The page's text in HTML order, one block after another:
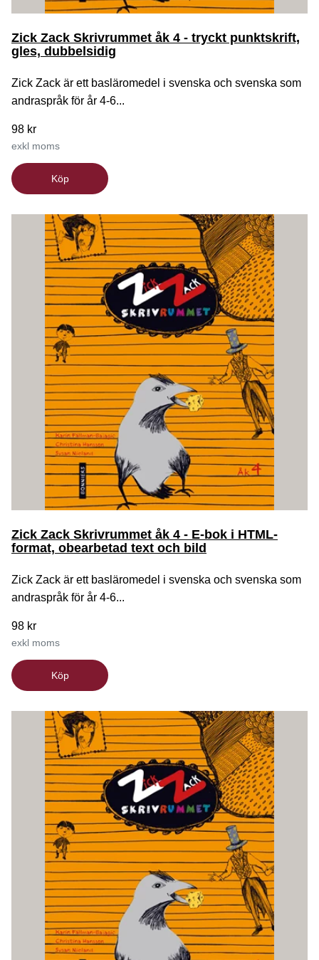
Zick Zack Skrivrummet åk 4 - tryckt punktskrift,
gles, dubbelsidig
Zick Zack är ett basläromedel i svenska och svenska som
andraspråk för år 4-6...
98 kr
exkl moms
Köp
Zick Zack Skrivrummet åk 4 - E-bok i HTML-
format, obearbetad text och bild
Zick Zack är ett basläromedel i svenska och svenska som
andraspråk för år 4-6...
98 kr
exkl moms
Köp